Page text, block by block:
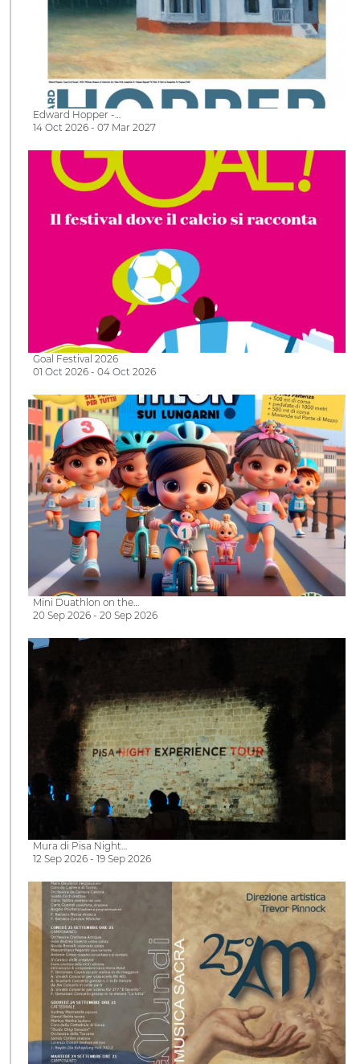
Edward Hopper -…
14 Oct 2026 - 07 Mar 2027
Goal Festival 2026
01 Oct 2026 - 04 Oct 2026
Mini Duathlon on the…
20 Sep 2026 - 20 Sep 2026
Mura di Pisa Night…
12 Sep 2026 - 19 Sep 2026